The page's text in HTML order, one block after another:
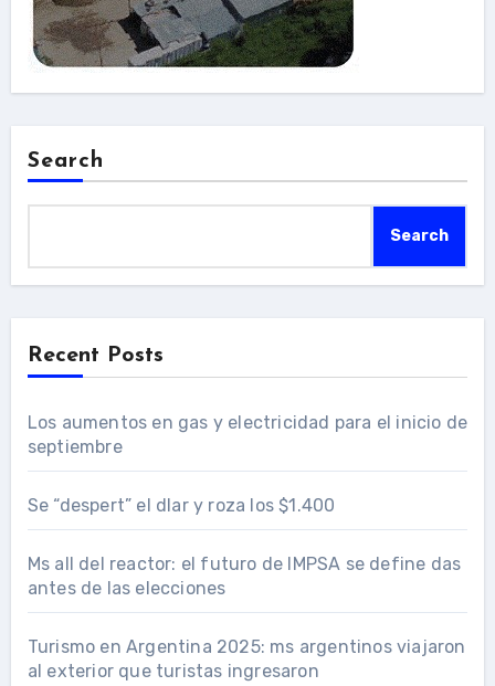
Search
Search
Recent Posts
Los aumentos en gas y electricidad para el inicio de
septiembre
Se “despert” el dlar y roza los $1.400
Ms all del reactor: el futuro de IMPSA se define das
antes de las elecciones
Turismo en Argentina 2025: ms argentinos viajaron
al exterior que turistas ingresaron